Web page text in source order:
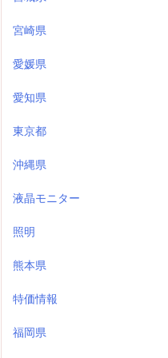
宮崎県
愛媛県
愛知県
東京都
沖縄県
液晶モニター
照明
熊本県
特価情報
福岡県